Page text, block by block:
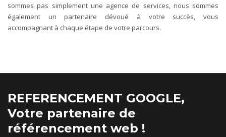
sommes pas simplement une agence de services, nous sommes
également un partenaire dévoué à votre succès, vous
accompagnant à chaque étape de votre parcours.
REFERENCEMENT GOOGLE,
Votre partenaire de
référencement web !